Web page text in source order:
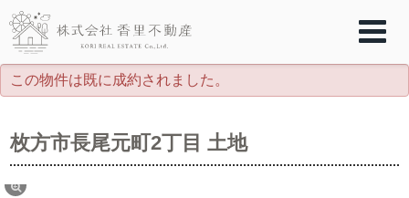
この物件は既に成約されました。
枚方市長尾元町2丁目 土地